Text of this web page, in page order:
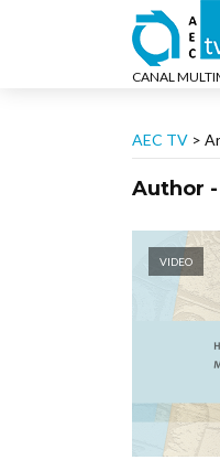
CANAL
AEC TV >
Author
VIDEO